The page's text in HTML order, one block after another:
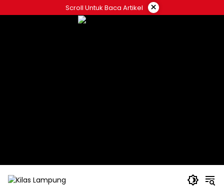
to
Scroll Untuk Baca Artikel ×